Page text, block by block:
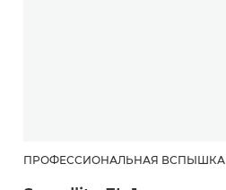
ПРОФЕССИОНАЛЬНАЯ ВСПЫШКА